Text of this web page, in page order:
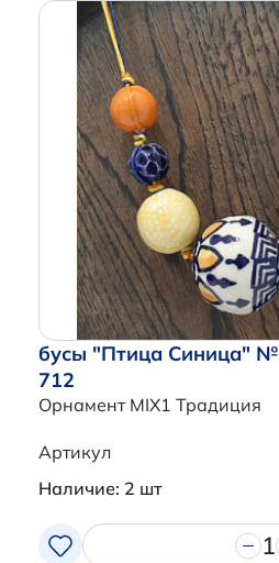
бусы "Птица Синица" №
712
Орнамент MIX1 Традиция
Артикул
Наличие: 2 шт
1